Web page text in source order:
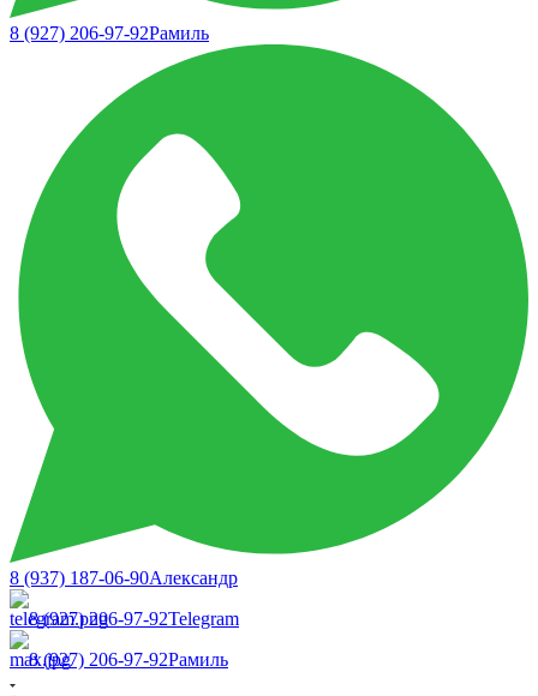
8 (927) 206-97-92Рамиль
8 (937) 187-06-90Александр
8 (927) 206-97-92Telegram
8 (927) 206-97-92Рамиль